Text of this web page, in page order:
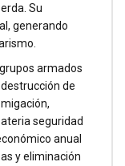
Su
generando
armados
de
seguridad
anual
y eliminación